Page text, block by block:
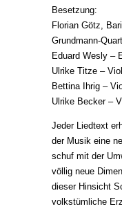
Besetzung:
Florian Götz,
Grundmann-
Eduard Wesly –
Ulrike Titze –
Bettina Ihrig –
Ulrike Becker –
Jeder Liedtext
der Musik eine
schuf mit der
völlig neue
dieser Hinsicht
volkstümliche